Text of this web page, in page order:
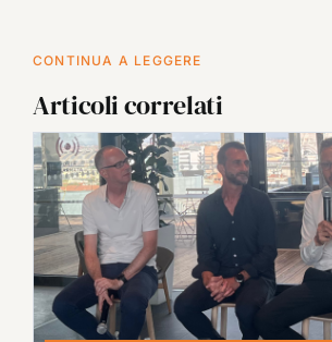
CONTINUA A LEGGERE
Articoli correlati